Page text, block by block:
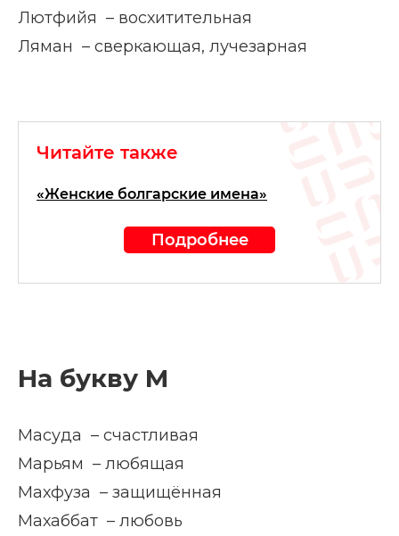
Лютфийя – восхитительная
Ляман – сверкающая, лучезарная
Читайте также
«Женские болгарские имена»
Подробнее
На букву М
Масуда – счастливая
Марьям – любящая
Махфуза – защищённая
Махаббат – любовь